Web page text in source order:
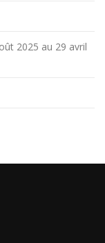
2025 au 29 avril